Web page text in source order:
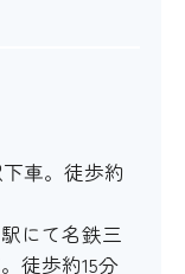
車。徒歩約
にて名鉄三
徒歩約15分